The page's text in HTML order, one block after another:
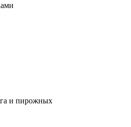
и пирожных